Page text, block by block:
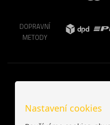
DOPRAVNÍ
METODY
Nastavení cookies